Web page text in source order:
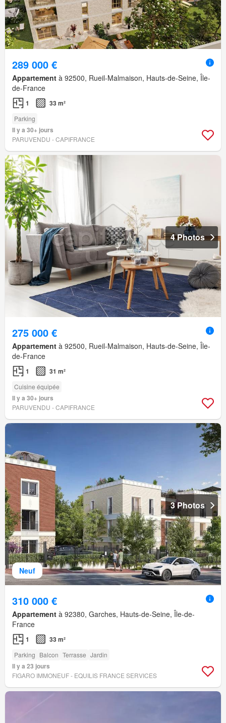
289 000 €
Appartement à 92500, Rueil-Malmaison, Hauts-de-Seine, Île-
de-France
1 33 m²
Parking
Il y a 30+ jours
PARUVENDU - CAPIFRANCE
4 Photos
275 000 €
Appartement à 92500, Rueil-Malmaison, Hauts-de-Seine, Île-
de-France
1 31 m²
Cuisine équipée
Il y a 30+ jours
PARUVENDU - CAPIFRANCE
Neuf
3 Photos
310 000 €
Appartement à 92380, Garches, Hauts-de-Seine, Île-de-
France
1 33 m²
Parking Balcon Terrasse Jardin
Il y a 23 jours
FIGARO IMMONEUF - EQUILIS FRANCE SERVICES